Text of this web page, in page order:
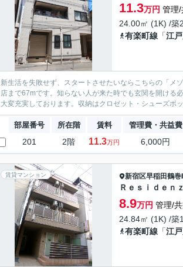
11.3万円 管理/
24.00㎡ (1K) /築
有楽町線 「江
新生活を失敗せず、スタートさせたいならこちらの「メ
店まで67mです。知らない人が来た時でも玄関を開ける
大変充実しております。収納はクロゼット・シューズボ
部屋番号 所在階 賃料 管理費・共益費
201 2階 11.3万円 6,000円
賃貸マンション 新宿区早稲田鶴巻
Ｒｅｓｉｄｅｎ
8.9万円 管理/
24.84㎡ (1K) /築
有楽町線 「江